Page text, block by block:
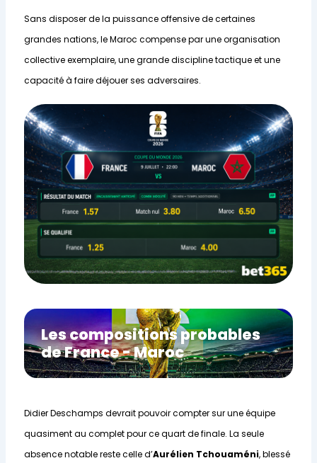
Sans disposer de la puissance offensive de certaines
grandes nations, le Maroc compense par une organisation
collective exemplaire, une grande discipline tactique et une
capacité à faire déjouer ses adversaires.
Les compositions probables
de France - Maroc
Didier Deschamps devrait pouvoir compter sur une équipe
quasiment au complet pour ce quart de finale. La seule
absence notable reste celle d’Aurélien Tchouaméni, blessé